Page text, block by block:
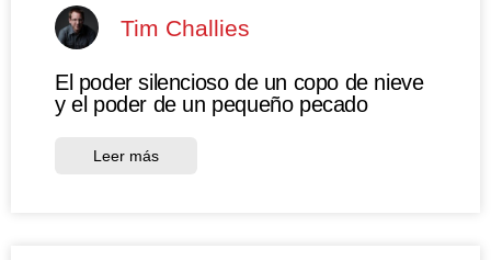
Tim Challies
El poder silencioso de un copo de nieve
y el poder de un pequeño pecado
Leer más